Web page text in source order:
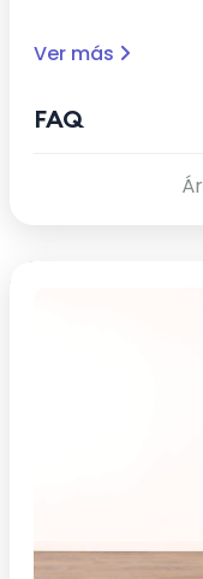
Ver más
FAQ